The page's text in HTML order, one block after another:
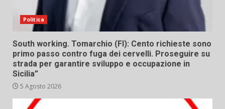
Politica
South working. Tomarchio (FI): Cento richieste sono
primo passo contro fuga dei cervelli. Proseguire su
strada per garantire sviluppo e occupazione in
Sicilia”
5 Agosto 2026